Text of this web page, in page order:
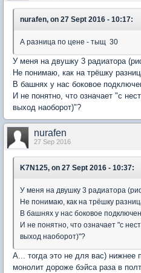
nurafen, on 27 Sept 2016 - 10:17:
А разница по цене - тыщ 30
У меня на двушку 3 радиатора
Не понимаю, как на трёшку
В башнях у нас боковое
И не понятно, что означает "с
выход наоборот)"?
nurafen
27 Sep 2016
K7N125, on 27 Sept 2016 - 10:37:
У меня на двушку 3 радиатора
Не понимаю, как на трёшку
В башнях у нас боковое
И не понятно, что означает "с
выход наоборот)"?
А... тогда это не для вас) нижнее
монолит дороже бэйса раза в